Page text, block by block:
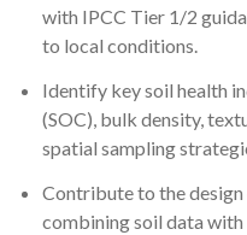
with IPCC Tier 1/2
to local conditions.
Identify key soil health
(SOC), bulk density,
spatial sampling
Contribute to the
combining soil data with